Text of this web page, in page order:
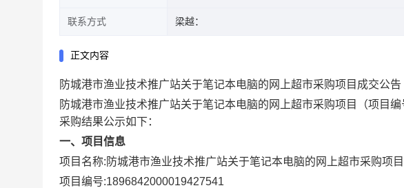
联系方式 梁越：
正文内容
防城港市渔业技术推广站关于笔记本电脑的网上超市采购项目成交公告
防城港市渔业技术推广站关于笔记本电脑的网上超市采购项目
（项目编
采购结果公示如下：
一、项目信息
项目名称: 防城港市渔业技术推广站关于笔记本电脑的网上超市采购项目
项目编号:1896842000019427541